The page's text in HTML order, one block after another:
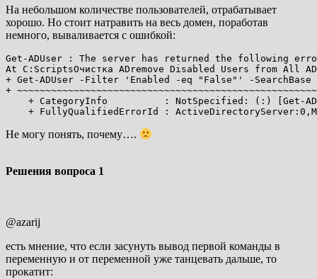
На небольшом количестве пользователей, отрабатывает
хорошо. Но стоит натравить на весь домен, поработав
немного, вываливается с ошибкой:
Get-ADUser : The server has returned the following
At C:ScriptsОчистка ADremove Disabled Users from All
+ Get-ADUser -Filter 'Enabled -eq "False"' -SearchBase
+
+ CategoryInfo          : NotSpecified: (:) [Get-
+ FullyQualifiedErrorId :
Не могу понять, почему….
Решения вопроса 1
@azarij
есть мнение, что если засунуть вывод первой команды в
переменную и от переменной уже танцевать дальше, то
прокатит: